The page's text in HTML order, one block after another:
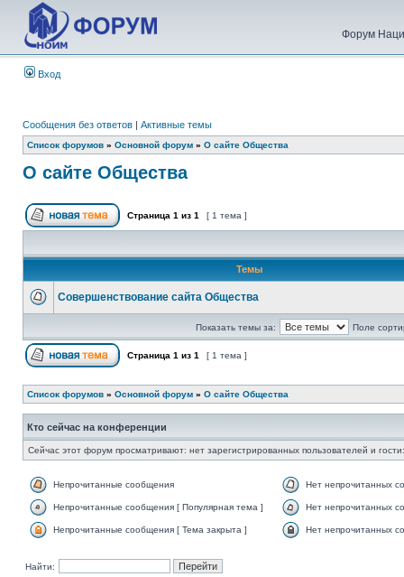
Форум
Вход
Сообщения без ответов | Активные темы
Список форумов » Основной форум » О сайте Общества
О сайте Общества
Страница 1 из 1 [ 1 тема ]
Темы
Совершенствование сайта Общества
Показать темы за: Поле
Страница 1 из 1 [ 1 тема ]
Список форумов » Основной форум » О сайте Общества
Кто сейчас на конференции
Сейчас этот форум просматривают: нет зарегистрированных пользователей и
Непрочитанные сообщения Нет непрочитанных
Непрочитанные сообщения [ Популярная тема ] Нет непрочитанных
Непрочитанные сообщения [ Тема закрыта ] Нет непрочитанных
Найти: